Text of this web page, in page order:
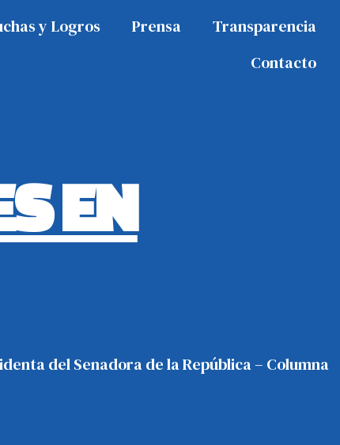
y Logros Prensa
Transparencia
Contacto
EN
del Senadora de la República – Columna